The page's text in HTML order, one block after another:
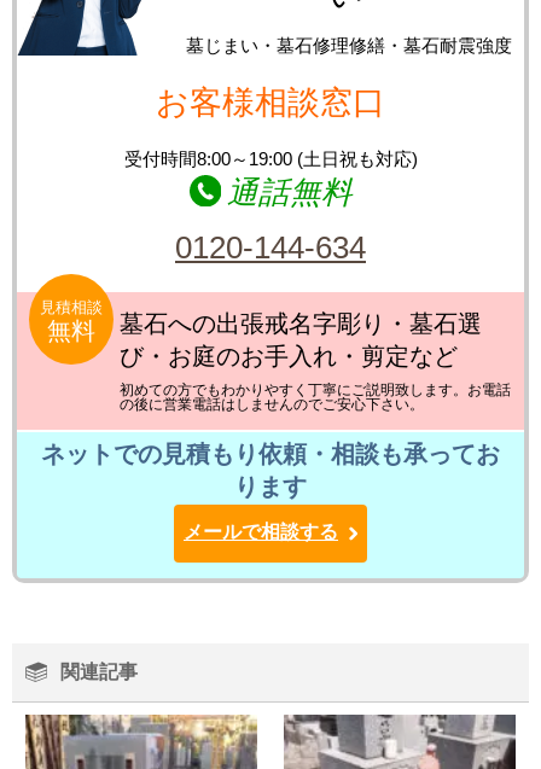
墓じまい・墓石修理修繕・墓石耐震強度
お客様相談窓口
受付時間8:00～19:00 (土日祝も対応)
通話無料
0120-144-634
見積相談
無料
墓石への出張戒名字彫り・墓石選
び・お庭のお手入れ・剪定など
初めての方でもわかりやすく丁寧にご説明致します。お電話
の後に営業電話はしませんのでご安心下さい。
ネットでの見積もり依頼・相談も承ってお
ります
メールで相談する
関連記事